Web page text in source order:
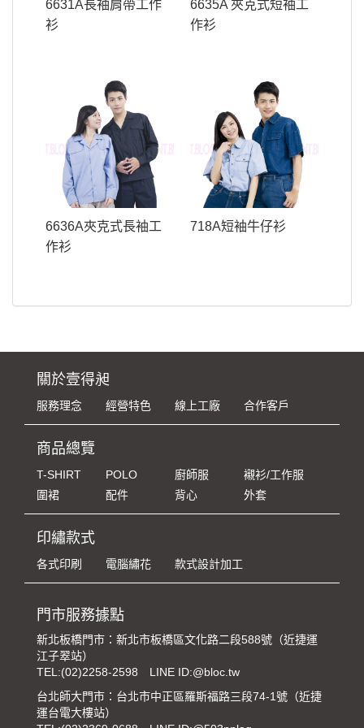
6631A長袖肩帶工作
衫
6635A 夾克式短袖工
作衫
6636A夾克式長袖工
作衫
718A短袖牛仔衫
關於壹得昶
服務理念 經營特色 線上工廠 合作客戶
商品總覽
T-SHIRT POLO 廚師服
襯衫/工作服
圍裙
配件 背心 外套
印繡款式
各式印刷 電腦繡花 款式設計加工
門市服務據點
新北板橋門市：新北市板橋區文化路二段588號（近捷運
江子翠站）
TEL:(02)2258-2598
LINE ID:@bloc.tw
台北師大門市：台北市中正區羅斯福路三段74-1號（近捷
運台電大樓站）